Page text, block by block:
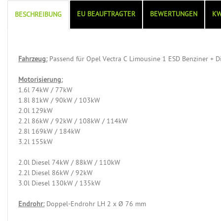
BESCHREIBUNG EU BEAUFTRAGTER BEWERTUNGEN
Fahrzeug:Passend für Opel Vectra C Limousine 1 ESD Benziner +
Motorisierung:
1.6l 74kW / 77kW
1.8l 81kW / 90kW / 103kW
2.0l 129kW
2.2l 86kW / 92kW / 108kW / 114kW
2.8l 169kW / 184kW
3.2l 155kW
2.0l Diesel 74kW / 88kW / 110kW
2.2l Diesel 86kW / 92kW
3.0l Diesel 130kW / 135kW
Endrohr:Doppel-Endrohr LH 2 x Ø 76 mm